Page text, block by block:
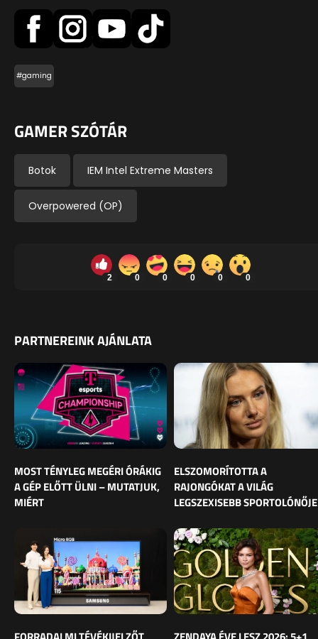
#gaming
GAMER SZÓTÁR
Botok IEM Intel Extreme Masters
Overpowered (OP)
2 0 0 0 0 0
PARTNEREINK AJÁNLATA
MOST TÉNYLEG MEGÉRI ÓRÁKIG
A GÉP ELŐTT ÜLNI – MUTATJUK,
MIÉRT
ELSZOMORÍTOTTA A
RAJONGÓKAT A VILÁG
LEGSZEXISEBB SPORTOLÓNŐJE